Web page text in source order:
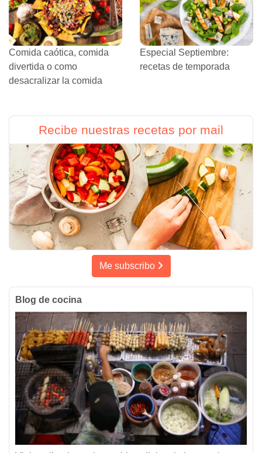
Comida caótica, comida
divertida o como
desacralizar la comida
Especial Septiembre:
recetas de temporada
Recibe nuestras recetas por mail
Me subscribo
Blog de cocina